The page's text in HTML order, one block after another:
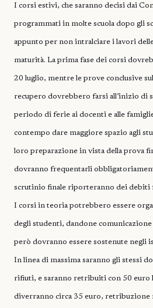
I corsi estivi, che saranno decisi dai
programmati in molte scuola dopo gli
appunto per non intralciare i lavori
maturità. La prima fase dei corsi
20 luglio, mentre le prove conclusive
recupero dovrebbero farsi all’inizio di
periodo di ferie ai docenti e alle
contempo dare maggiore spazio agli
loro preparazione in vista della prova
dovranno frequentarli
scrutinio finale riporteranno dei debiti
I corsi in teoria potrebbero essere
degli studenti, dandone comunicazione
però dovranno essere sostenute negli
In linea di massima saranno gli stessi
rifiuti, e saranno retribuiti con 50 euro
diverranno circa 35 euro, retribuzione